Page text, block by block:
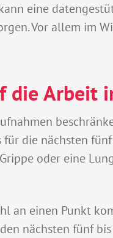
eine
Vor allem im
die Arbeit
die nächsten
oder eine
an einen Punkt
nächsten fünf